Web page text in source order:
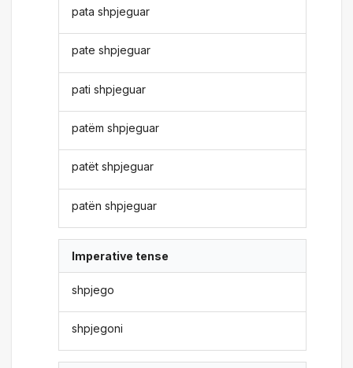
pata shpjeguar
pate shpjeguar
pati shpjeguar
patëm shpjeguar
patët shpjeguar
patën shpjeguar
Imperative tense
shpjego
shpjegoni